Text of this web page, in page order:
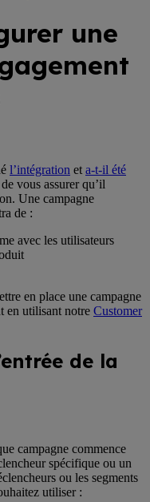
une
l’intégration et a-t-il été
vous assurer qu’il
Une campagne
de :
avec les utilisateurs
en place une campagne
en utilisant notre Customer
de la
campagne commence
spécifique ou un
ou les segments
utiliser :